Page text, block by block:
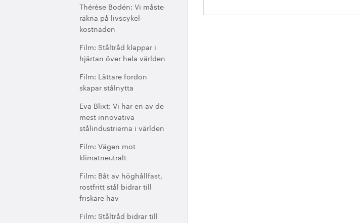
Thérèse Bodén: Vi måste
räkna på livscykel-
kostnaden
Film: Ståltråd klappar i
hjärtan över hela världen
Film: Lättare fordon
skapar stålnytta
Eva Blixt: Vi har en av de
mest innovativa
stålindustrierna i världen
Film: Vägen mot
klimatneutralt
Film: Båt av höghållfast,
rostfritt stål bidrar till
friskare hav
Film: Ståltråd bidrar till